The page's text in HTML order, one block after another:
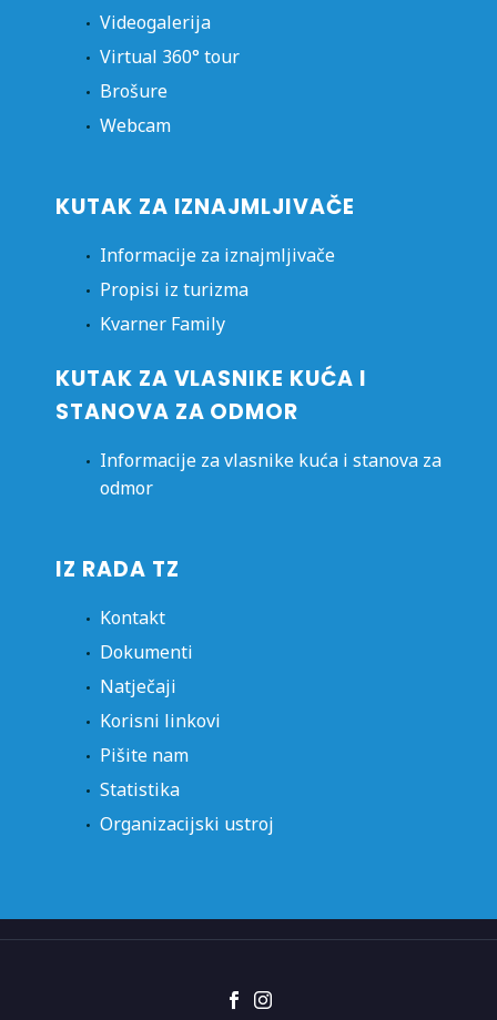
Videogalerija
Virtual 360° tour
Brošure
Webcam
KUTAK ZA IZNAJMLJIVAČE
Informacije za iznajmljivače
Propisi iz turizma
Kvarner Family
KUTAK ZA VLASNIKE KUĆA I
STANOVA ZA ODMOR
Informacije za vlasnike kuća i stanova za
odmor
IZ RADA TZ
Kontakt
Dokumenti
Natječaji
Korisni linkovi
Pišite nam
Statistika
Organizacijski ustroj